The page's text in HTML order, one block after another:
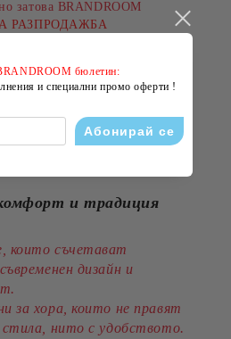
затова BRANDROOM
РАЗПРОДАЖБА
артикули и
ограничени.
на лятото си повече
и традиция
които съчетават
дизайн и
за хора, които не правят
нито с удобството.
бюлетин:
и специални промо оферти !